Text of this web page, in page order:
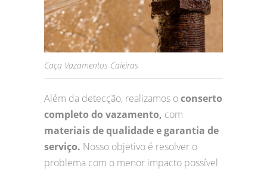
Caça Vazamentos Caieiras
Além da detecção, realizamos oconserto
completo do vazamento, com
materiais de qualidade e garantia de
serviço. Nosso objetivo é resolver o
problema com o menor impacto possível